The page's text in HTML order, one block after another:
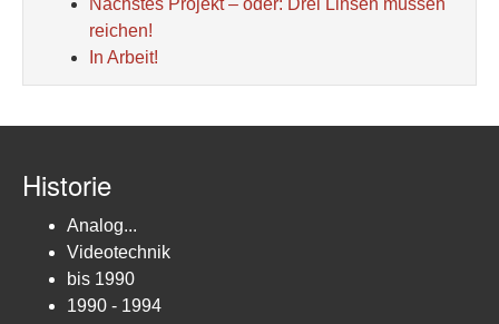
Nächstes Projekt – oder: Drei Linsen müssen
reichen!
In Arbeit!
Historie
Analog...
Videotechnik
bis 1990
1990 - 1994